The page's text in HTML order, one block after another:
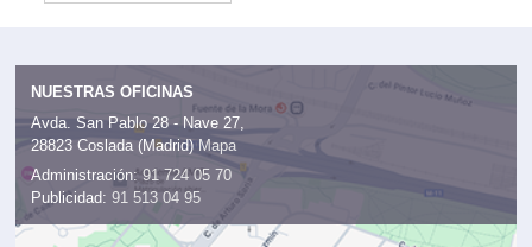
NUESTRAS OFICINAS
Avda. San Pablo 28 - Nave 27,
28823 Coslada (Madrid) Mapa
Administración: 91 724 05 70
Publicidad: 91 513 04 95